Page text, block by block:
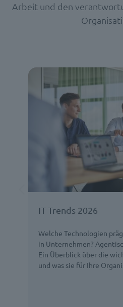
Arbeit und den
IT Trends 2026
Welche Technologien
in Unternehmen?
Ein Überblick über die
und was sie für Ihre